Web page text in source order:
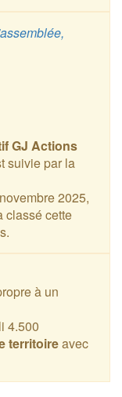
GJ Actions
suivie par la
2025,
classé cette
à un
4.500
territoireavec